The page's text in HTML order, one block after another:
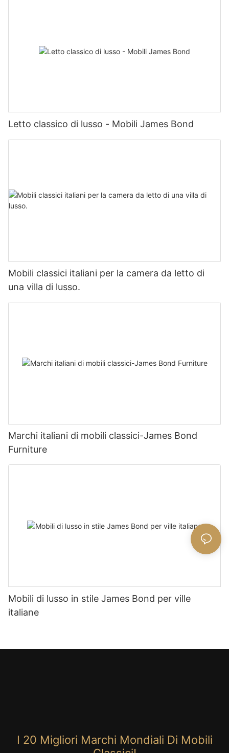
Letto classico di lusso - Mobili James Bond
Mobili classici italiani per la camera da letto di
una villa di lusso.
Marchi italiani di mobili classici-James Bond
Furniture
Mobili di lusso in stile James Bond per ville
italiane
I 20 Migliori Marchi Mondiali Di Mobili